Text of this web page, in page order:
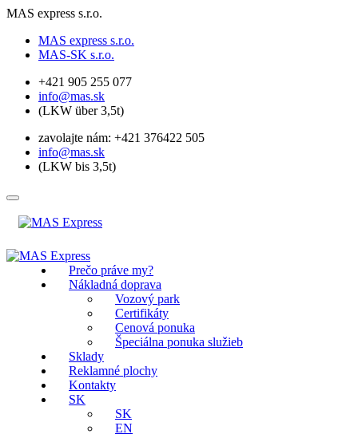
MAS express s.r.o.
MAS express s.r.o.
MAS-SK s.r.o.
+421 905 255 077
info@mas.sk
(LKW über 3,5t)
zavolajte nám: +421 376422 505
info@mas.sk
(LKW bis 3,5t)
Prečo práve my?
Nákladná doprava
Vozový park
Certifikáty
Cenová ponuka
Špeciálna ponuka služieb
Sklady
Reklamné plochy
Kontakty
SK
SK
EN